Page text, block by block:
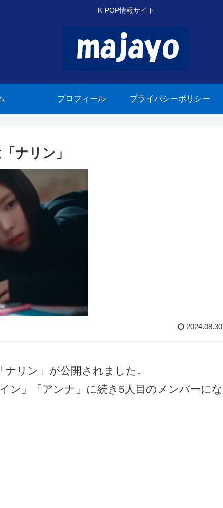
K-POP情報サイト
プロフィール プライバシーポリシー
ナリン」
2024.08.30
リン」が公開されました。
ン」「アンナ」に続き5人目のメンバーにな